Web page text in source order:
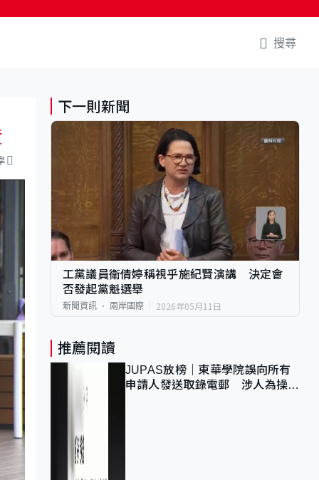
搜尋
下一則新聞
工黨議員衛倩婷稱視乎施紀賢演講 決定會
否發起黨魁選舉
新聞資訊 兩岸國際 2026年05月11日
推薦閱讀
JUPAS放榜｜東華學院誤向所有
申請人發送取錄電郵 涉人為操作